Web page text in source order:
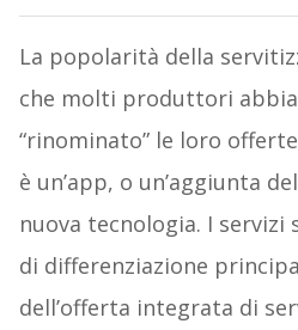
La popolarità della
che molti produttori
“rinominato” le loro
è un’app, o un’aggiunta
nuova tecnologia. I
di differenziazione
dell’offerta integrata di